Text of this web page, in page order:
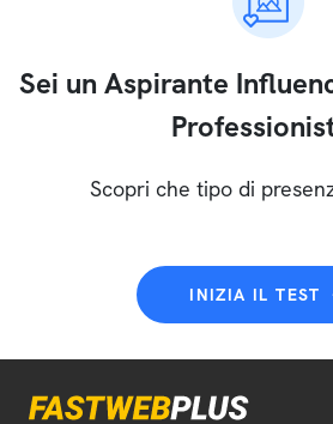
Sei un Aspirante
Scopri che tipo di
INIZIA IL TEST